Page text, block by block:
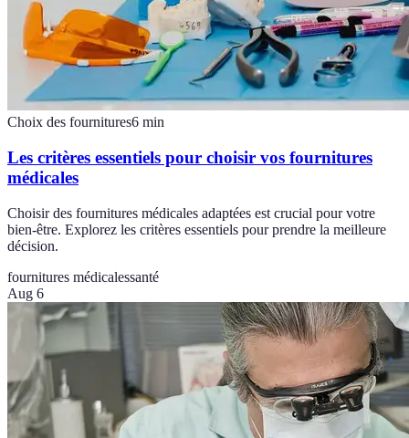
Choix des fournitures6 min
Les critères essentiels pour choisir vos fournitures
médicales
Choisir des fournitures médicales adaptées est crucial pour votre
bien-être. Explorez les critères essentiels pour prendre la meilleure
décision.
fournitures médicalessanté
Aug 6